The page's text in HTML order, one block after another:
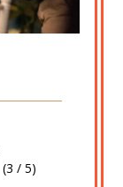
(3 / 5)